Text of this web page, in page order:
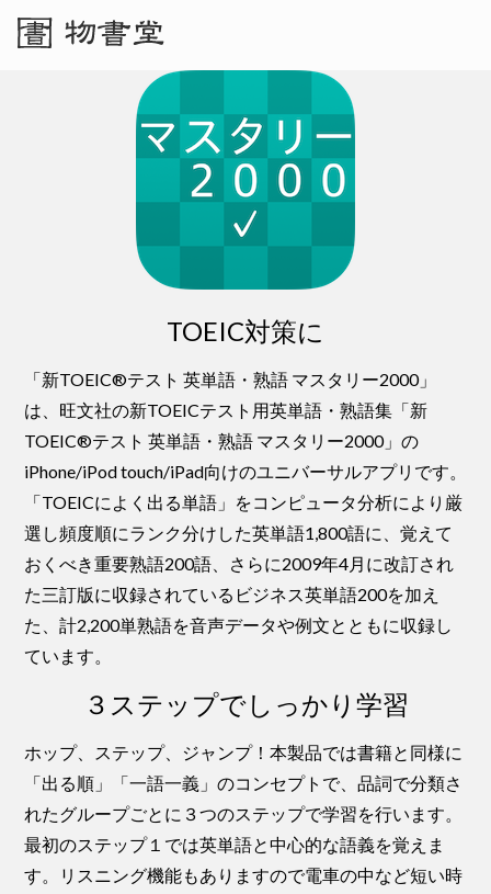
TOEIC対策に
「新TOEIC®テスト 英単語・熟語 マスタリー2000」
は、旺文社の新TOEICテスト用英単語・熟語集「新
TOEIC®テスト 英単語・熟語 マスタリー2000」の
iPhone/iPod touch/iPad向けのユニバーサルアプリです。
「TOEICによく出る単語」をコンピュータ分析により厳
選し頻度順にランク分けした英単語1,800語に、覚えて
おくべき重要熟語200語、さらに2009年4月に改訂され
た三訂版に収録されているビジネス英単語200を加え
た、計2,200単熟語を音声データや例文とともに収録し
ています。
３ステップでしっかり学習
ホップ、ステップ、ジャンプ！本製品では書籍と同様に
「出る順」「一語一義」のコンセプトで、品詞で分類さ
れたグループごとに３つのステップで学習を行います。
最初のステップ１では英単語と中心的な語義を覚えま
す。リスニング機能もありますので電車の中など短い時